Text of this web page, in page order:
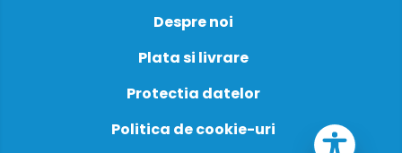
Despre noi
Plata si livrare
Protectia datelor
Politica de cookie-uri